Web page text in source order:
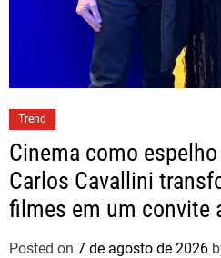
Trend
Cinema como
Carlos Cavallini
filmes em um convite
autoconhecimento
Posted on 7 de agosto de 2026